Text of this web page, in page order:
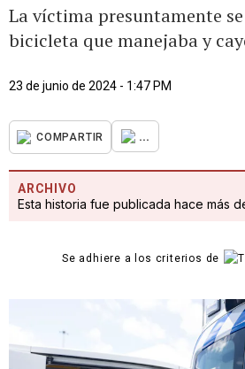
La víctima presuntamente
bicicleta que manejaba y
23 de junio de 2024 - 1:47 PM
COMPARTIR ...
ARCHIVO
Esta historia fue publicada hace más
Se adhiere a los criterios de